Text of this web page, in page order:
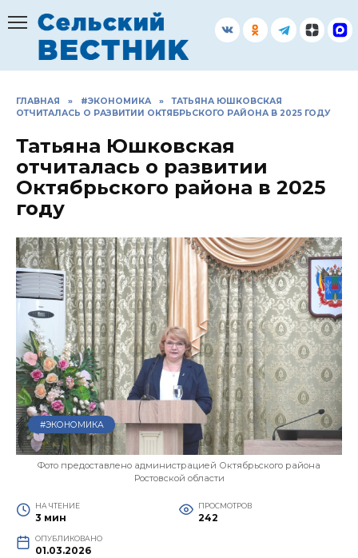
содержанию
ГЛАВНАЯ » #ЭКОНОМИКА »
ТАТЬЯНА ЮШКОВСКАЯ
ОТЧИТАЛАСЬ О РАЗВИТИИ ОКТЯБРЬСКОГО РАЙОНА В 2025 ГОДУ
Татьяна Юшковская
отчиталась о развитии
Октябрьского района в 2025
году
#ЭКОНОМИКА
Фото предоставлено администрацией Октябрьского района
Ростовской области
НА ЧТЕНИЕ
3 мин
ПРОСМОТРОВ
242
ОПУБЛИКОВАНО
01.03.2026